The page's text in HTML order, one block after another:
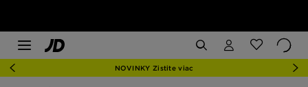
NOVINKY Zistite viac